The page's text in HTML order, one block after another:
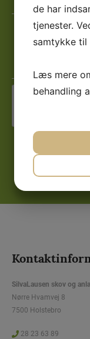
Besked
SilvaLausen skov og
Nørre Hvamvej 8
7500 Holstebro
28 23 63 89
de har
tjenester.
samtykke til
Læs mere
behandling